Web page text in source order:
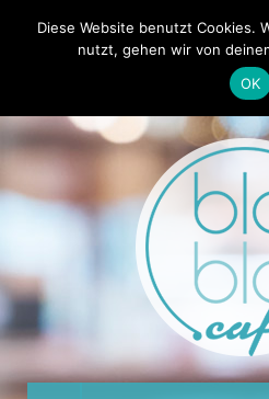
Kontakt
youtube
Diese Website benutzt Cookies.
nutzt, gehen wir von
OK